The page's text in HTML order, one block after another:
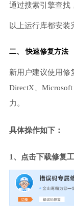
通过搜索引擎查找
以上运行库都安装
二、 快速修复方法
新用户建议使用修
DirectX、
力。
具体操作如下：
1、点击下载修复工